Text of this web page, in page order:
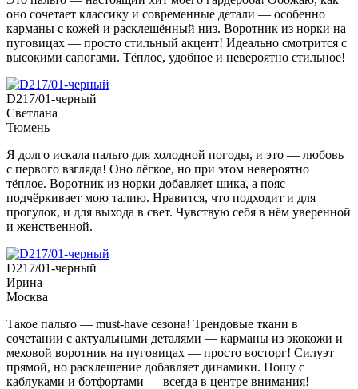
оно сочетает классику и современные детали — особенно
карманы с кожей и расклешённый низ. Воротник из норки на
пуговицах — просто стильный акцент! Идеально смотрится с
высокими сапогами. Тёплое, удобное и невероятно стильное!
D217/01-черный
Светлана
Тюмень
Я долго искала пальто для холодной погоды, и это — любовь
с первого взгляда! Оно лёгкое, но при этом невероятно
тёплое. Воротник из норки добавляет шика, а пояс
подчёркивает мою талию. Нравится, что подходит и для
прогулок, и для выхода в свет. Чувствую себя в нём уверенной
и женственной.
D217/01-черный
Ирина
Москва
Такое пальто — must-have сезона! Трендовые ткани в
сочетании с актуальными деталями — карманы из экокожи и
меховой воротник на пуговицах — просто восторг! Силуэт
прямой, но расклешение добавляет динамики. Ношу с
каблуками и ботфортами — всегда в центре внимания!